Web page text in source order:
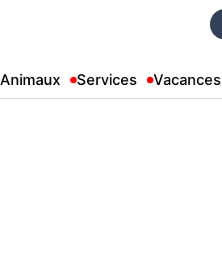
Animaux Services Vacances